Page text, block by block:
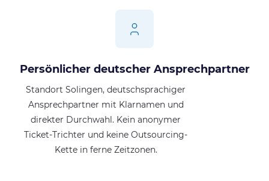
Persönlicher deutscher Ansprechpartner
Standort Solingen, deutschsprachiger
Ansprechpartner mit Klarnamen und
direkter Durchwahl. Kein anonymer
Ticket-Trichter und keine Outsourcing-
Kette in ferne Zeitzonen.